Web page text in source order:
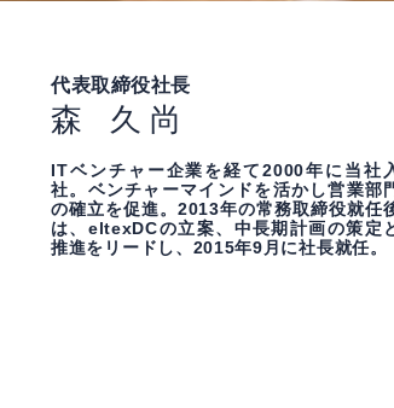
代表取締役社長
森 久尚
ITベンチャー企業を経て2000年に当社
社。ベンチャーマインドを活かし営業部
の確立を促進。2013年の常務取締役就任
は、eltexDCの立案、中長期計画の策定
推進をリードし、2015年9月に社長就任。